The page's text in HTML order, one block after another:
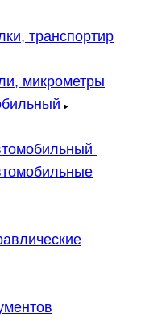
транспортир
микрометры